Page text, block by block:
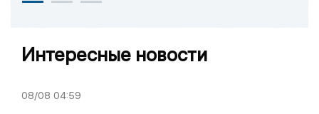
Интересные новости
08/08 04:59